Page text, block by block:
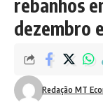
rebanhos
dezembro
Redação MT